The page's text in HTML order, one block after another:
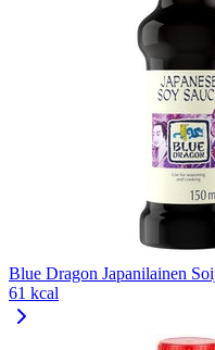
Blue Dragon Japanilainen
61 kcal